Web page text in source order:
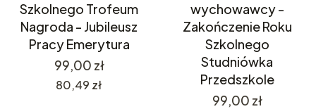
Szkolnego Trofeum
Nagroda - Jubileusz
Pracy Emerytura
Cena
99,00 zł
Cena
80,49 zł
wychowawcy -
Zakończenie Roku
Szkolnego
Studniówka
Przedszkole
Cena
99,00 zł